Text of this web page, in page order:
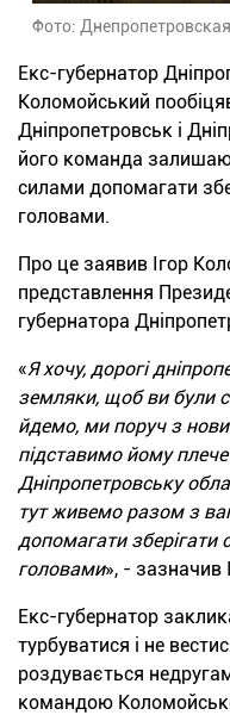
Фото:
Екс-губернатор
Коломойський
Дніпропетровськ і
його команда
силами допомагати
головами.
Про це заявив Ігор
представлення
губернатора
«Я хочу, дорогі
земляки, щоб ви були
йдемо, ми поруч з
підставимо йому
Дніпропетровську
тут живемо разом з
допомагати зберігати
головами», - зазначив
Екс-губернатор
турбуватися і не
роздувається
командою